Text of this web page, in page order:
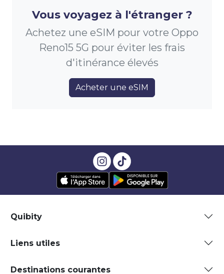
Vous voyagez à l'étranger ?
Achetez une eSIM pour votre Oppo
Reno15 5G pour éviter les frais
d'itinérance élevés
Acheter une eSIM
Quibity
Liens utiles
Destinations courantes